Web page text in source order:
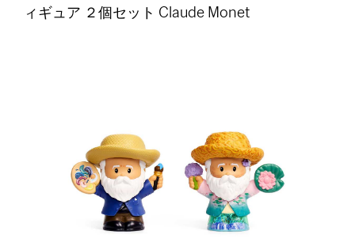
ィギュア ２個セット Claude Monet